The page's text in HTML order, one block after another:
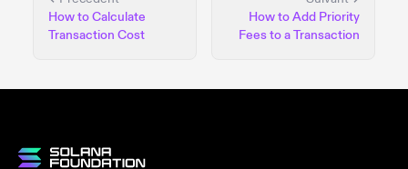
How to Calculate
Transaction Cost
How to Add Priority
Fees to a Transaction